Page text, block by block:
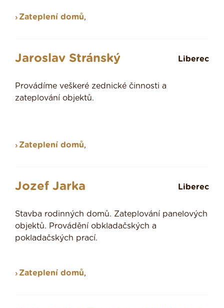
Zateplení domů,
Jaroslav Stránský Liberec
Provádíme veškeré zednické činnosti a
zateplování objektů.
Zateplení domů,
Jozef Jarka Liberec
Stavba rodinných domů. Zateplování panelových
objektů. Provádění obkladačských a
pokladačských prací.
Zateplení domů,